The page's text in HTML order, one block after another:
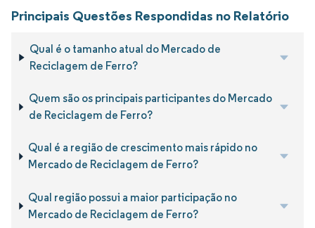
Principais Questões Respondidas no Relatório
Qual é o tamanho atual do Mercado de
Reciclagem de Ferro?
Quem são os principais participantes do Mercado
de Reciclagem de Ferro?
Qual é a região de crescimento mais rápido no
Mercado de Reciclagem de Ferro?
Qual região possui a maior participação no
Mercado de Reciclagem de Ferro?